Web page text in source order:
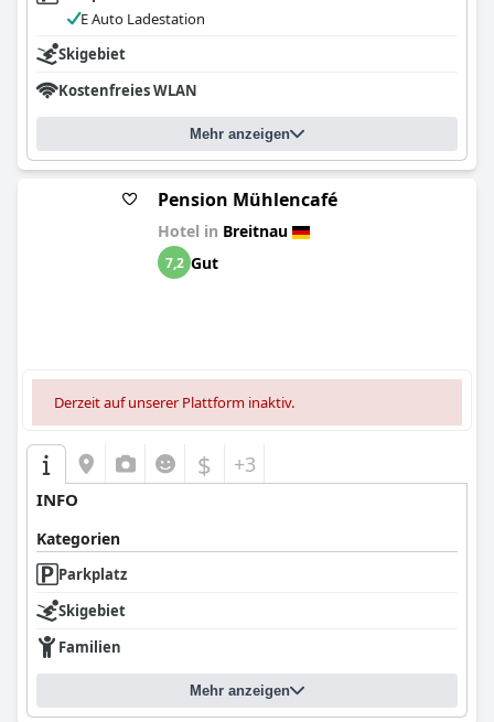
E Auto Ladestation
Skigebiet
Kostenfreies WLAN
Mehr anzeigen
Pension Mühlencafé
Hotel in Breitnau
7,2 Gut
Derzeit auf unserer Plattform inaktiv.
$ +3
INFO
Kategorien
Parkplatz
Skigebiet
Familien
Mehr anzeigen